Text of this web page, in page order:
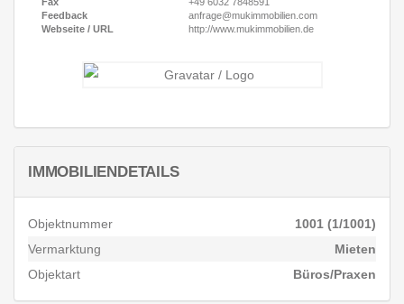
Vielen Dank für Ihr Verständnis.
Feedback
anfrage@mukimmobilien.com
Webseite / URL
http://www.mukimmobilien.de
IMMOBILIENDETAILS
Objektnummer
1001 (1/1001)
Vermarktung
Mieten
Objektart
Büros/Praxen